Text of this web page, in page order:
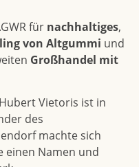
für nachhaltiges,
von Altgummi und
Großhandel mit
Vietoris ist in
des
machte sich
einen Namen und